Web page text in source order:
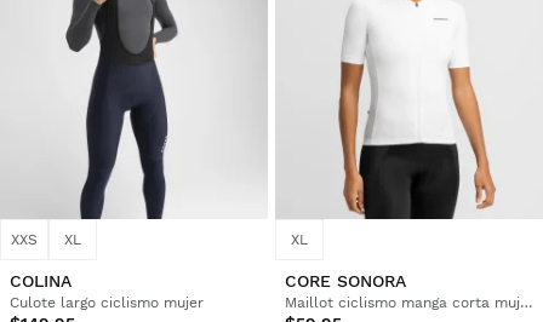
XXS XL
COLINA
Culote largo ciclismo mujer
XL
CORE SONORA
Maillot ciclismo manga corta mujer